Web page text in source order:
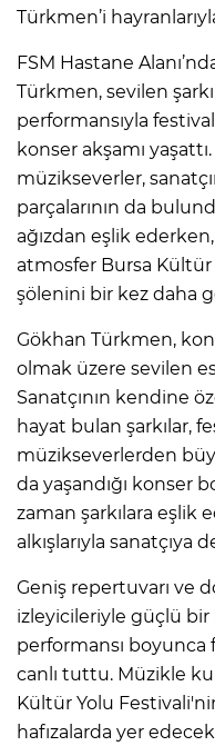
Türkmen’i
FSM Hastane
Türkmen, sevilen
performansıyla
konser akşamı
müzikseverler,
parçalarının da
ağızdan eşlik
atmosfer Bursa
şölenini bir kez daha
Gökhan Türkmen,
olmak üzere sevilen
Sanatçının kendine
hayat bulan şarkılar,
müzikseverlerden
da yaşandığı konser
zaman şarkılara eşlik
alkışlarıyla sanatçıya
Geniş repertuvarı ve
izleyicileriyle güçlü
performansı boyunca
canlı tuttu. Müzikle
Kültür Yolu
hafızalarda yer